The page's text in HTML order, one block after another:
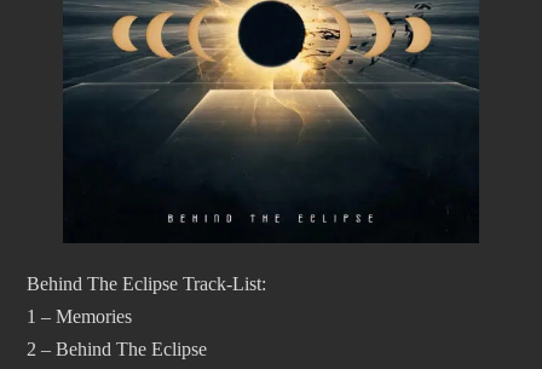
Behind The Eclipse Track-List:
1 – Memories
2 – Behind The Eclipse